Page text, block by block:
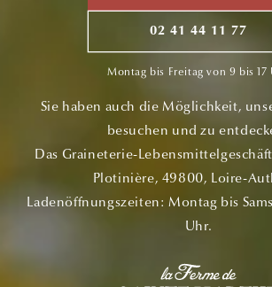
02 41 44 11 77
Montag bis Freitag von 9 bis 17
Sie haben auch die Möglichkeit,
besuchen und zu
Das Graineterie-
Plotinière, 49800, Loire-
Ladenöffnungszeiten: Montag bis
Uhr.